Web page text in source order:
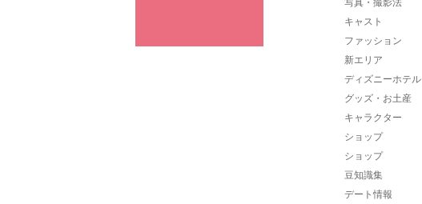
写真・撮影法
キャスト
ファッション
新エリア
ディズニーホテル
グッズ・お土産
キャラクター
ショップ
ショップ
豆知識集
デート情報